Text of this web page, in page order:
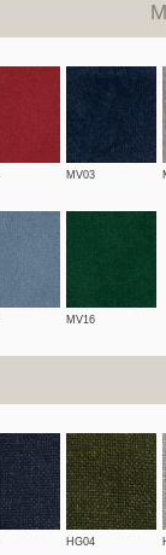
MV03
MV16
HG04